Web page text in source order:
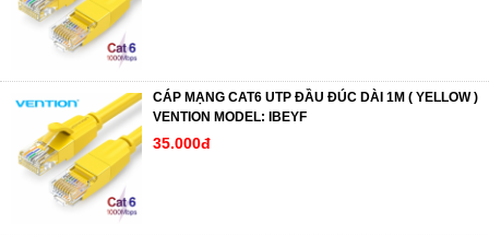
CÁP MẠNG CAT6 UTP ĐẦU ĐÚC DÀI 1M ( YELLOW )
VENTION MODEL: IBEYF
35.000đ